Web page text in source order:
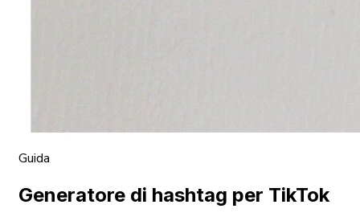
Guida
Generatore di hashtag per TikTok